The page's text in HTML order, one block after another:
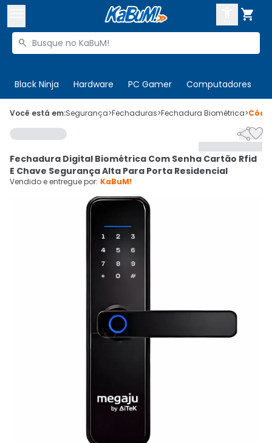

Buscar produtos

Black Ninja Hardware PC Gamer Computadores
 Olá. Acesse sua conta
 Departamentos
Cupons
CADASTRE-SE
Você está em:Segurança>Fechaduras>Fechadura Biométrica>

Fechadura Digital Biométrica Com Senha Cartão Rfid
E Chave Segurança Alta Para Porta Residencial
Vendido e entregue por: KaBuM!